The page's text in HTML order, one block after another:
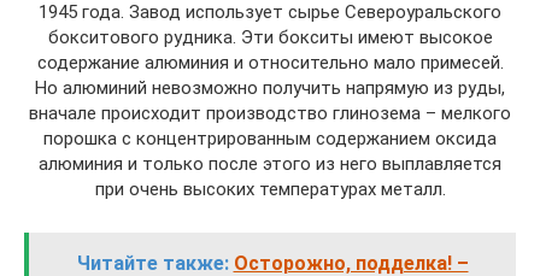
1945 года. Завод использует сырье Североуральского
бокситового рудника. Эти бокситы имеют высокое
содержание алюминия и относительно мало примесей.
Но алюминий невозможно получить напрямую из руды,
вначале происходит производство глинозема – мелкого
порошка с концентрированным содержанием оксида
алюминия и только после этого из него выплавляется
при очень высоких температурах металл.
Читайте также: Осторожно, подделка! –